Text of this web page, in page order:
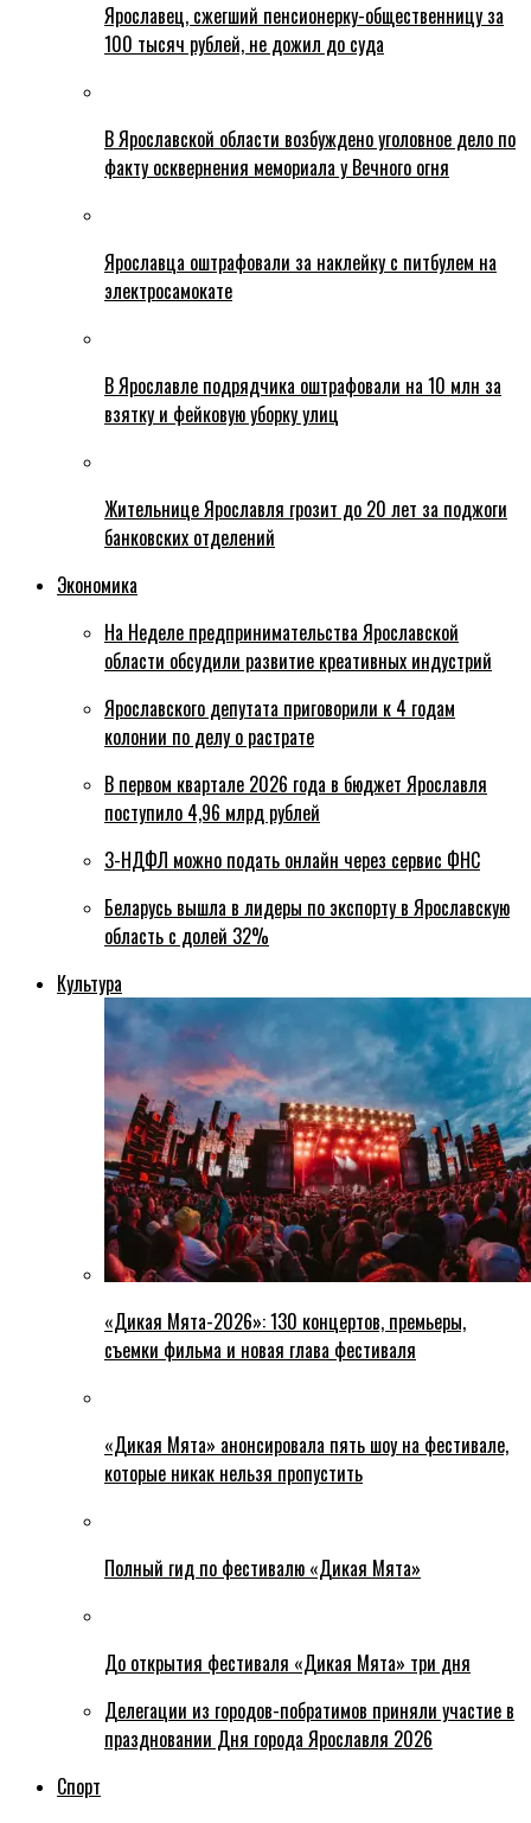
Ярославец, сжегший пенсионерку-общественницу за
100 тысяч рублей, не дожил до суда
В Ярославской области возбуждено уголовное дело по
факту осквернения мемориала у Вечного огня
Ярославца оштрафовали за наклейку с питбулем на
электросамокате
В Ярославле подрядчика оштрафовали на 10 млн за
взятку и фейковую уборку улиц
Жительнице Ярославля грозит до 20 лет за поджоги
банковских отделений
Экономика
На Неделе предпринимательства Ярославской
области обсудили развитие креативных индустрий
Ярославского депутата приговорили к 4 годам
колонии по делу о растрате
В первом квартале 2026 года в бюджет Ярославля
поступило 4,96 млрд рублей
3-НДФЛ можно подать онлайн через сервис ФНС
Беларусь вышла в лидеры по экспорту в Ярославскую
область с долей 32%
Культура
«Дикая Мята-2026»: 130 концертов, премьеры,
съемки фильма и новая глава фестиваля
«Дикая Мята» анонсировала пять шоу на фестивале,
которые никак нельзя пропустить
Полный гид по фестивалю «Дикая Мята»
До открытия фестиваля «Дикая Мята» три дня
Делегации из городов-побратимов приняли участие в
праздновании Дня города Ярославля 2026
Спорт